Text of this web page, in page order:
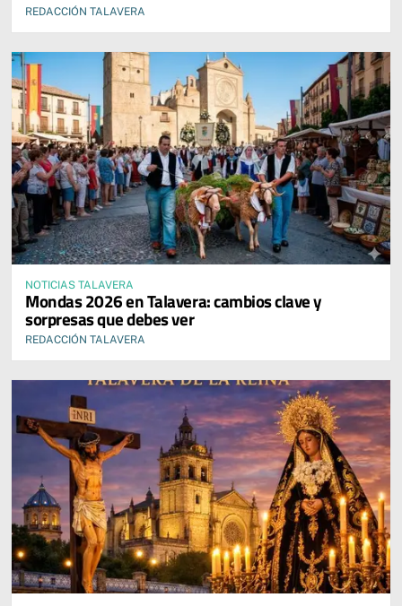
REDACCIÓN TALAVERA
NOTICIAS TALAVERA
Mondas 2026 en Talavera: cambios clave y
sorpresas que debes ver
REDACCIÓN TALAVERA